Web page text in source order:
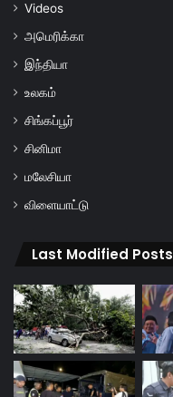
Videos
அமெரிக்கா
இந்தியா
உலகம்
சிங்கப்பூர்
சினிமா
மலேசியா
விளையாட்டு
Last Modified Posts